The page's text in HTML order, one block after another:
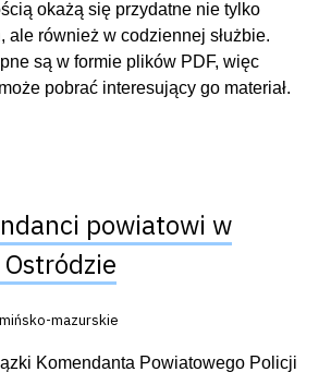
okażą się przydatne nie tylko
ale również w codziennej służbie.
są w formie plików PDF, więc
pobrać interesujący go materiał.
powiatowi w
mazurskie
Komendanta Powiatowego Policji